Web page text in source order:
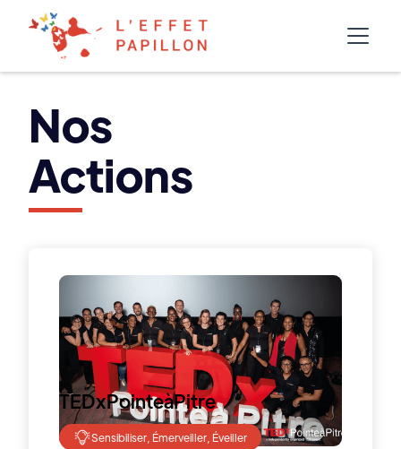
Nos
Actions
TEDxPointeàPitre
Sensibiliser, Émerveiller, Éveiller